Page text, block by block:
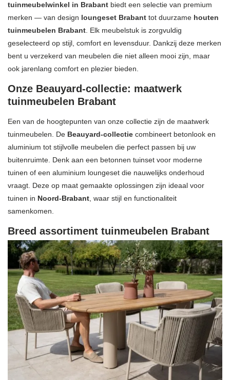
tuinmeubelwinkel in Brabant biedt een selectie van premium
merken — van design loungeset Brabant tot duurzame houten
tuinmeubelen Brabant . Elk meubelstuk is zorgvuldig
geselecteerd op stijl, comfort en levensduur. Dankzij deze merken
bent u verzekerd van meubelen die niet alleen mooi zijn, maar
ook jarenlang comfort en plezier bieden.
Onze Beauyard-collectie: maatwerk
tuinmeubelen Brabant
Een van de hoogtepunten van onze collectie zijn de maatwerk
tuinmeubelen. De Beauyard-collectie combineert betonlook en
aluminium tot stijlvolle meubelen die perfect passen bij uw
buitenruimte. Denk aan een betonnen tuinset voor moderne
tuinen of een aluminium loungeset die nauwelijks onderhoud
vraagt. Deze op maat gemaakte oplossingen zijn ideaal voor
tuinen in Noord-Brabant , waar stijl en functionaliteit
samenkomen.
Breed assortiment tuinmeubelen Brabant